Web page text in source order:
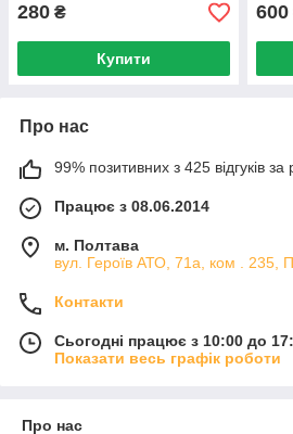
280 ₴
Купити
600
Про нас
99% позитивних з 425 відгуків за
Працює з 08.06.2014
м. Полтава
вул. Героїв АТО, 71а, ком . 235,
Контакти
Сьогодні працює з 10:00 до
Показати весь графік роботи
Про нас